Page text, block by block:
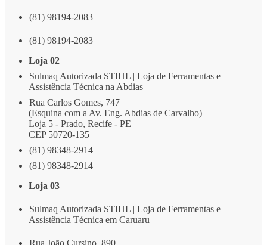
(81) 98194-2083
(81) 98194-2083
Loja 02
Sulmaq Autorizada STIHL | Loja de Ferramentas e
Assistência Técnica na Abdias
Rua Carlos Gomes, 747
(Esquina com a Av. Eng. Abdias de Carvalho)
Loja 5 - Prado, Recife - PE
CEP 50720-135
(81) 98348-2914
(81) 98348-2914
Loja 03
Sulmaq Autorizada STIHL | Loja de Ferramentas e
Assistência Técnica em Caruaru